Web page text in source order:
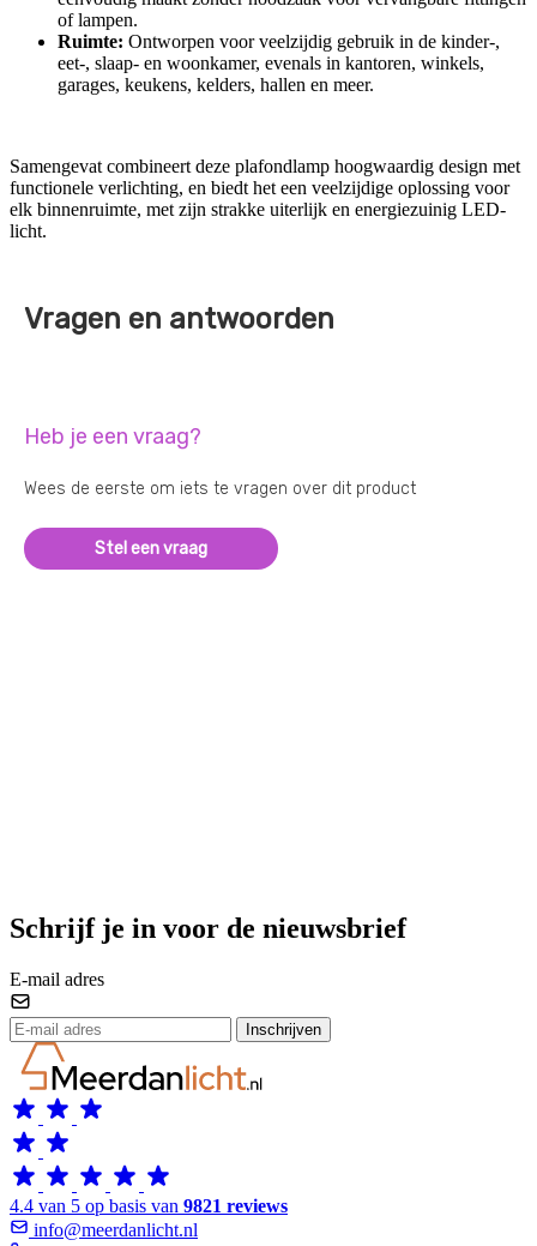
of lampen.
Ruimte: Ontworpen voor veelzijdig gebruik in de kinder-,
eet-, slaap- en woonkamer, evenals in kantoren, winkels,
garages, keukens, kelders, hallen en meer.
Samengevat combineert deze plafondlamp hoogwaardig design met
functionele verlichting, en biedt het een veelzijdige oplossing voor
elk binnenruimte, met zijn strakke uiterlijk en energiezuinig LED-
licht.
Vragen en antwoorden
Heb je een vraag?
Wees de eerste om iets te vragen over dit product
Stel een vraag
Schrijf je in voor de nieuwsbrief
E-mail adres
Inschrijven
4.4 van 5 op basis van 9821 reviews
info@meerdanlicht.nl